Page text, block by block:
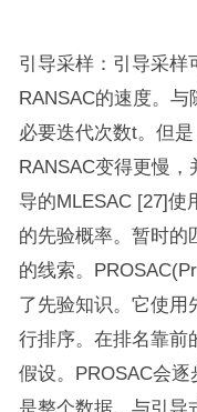
引导采样：引导采样
RANSAC的速度。
必要迭代次数t。但
RANSAC变得更慢，
导的MLESAC [27]使
的先验概率。暂时的
的线索。
了先验知识。它使用
行排序。在排名靠前
假设。PROSAC会
是整个数据。与引导